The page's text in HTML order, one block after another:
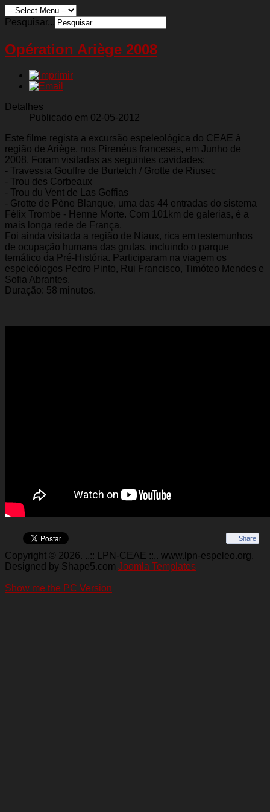
Pesquisar...
Opération Ariège 2008
Detalhes
Publicado em 02-05-2012
Este filme regista a excursão espeleológica do CEAE à
região de Ariège, nos Pirenéus franceses, em Junho de
2008. Foram visitadas as seguintes cavidades:
- Travessia Gouffre de Burtetch / Grotte de Riusec
- Trou des Corbeaux
- Trou du Vent de Las Goffias
- Grotte de Pène Blanque, uma das 44 entradas do sistema
Félix Trombe - Henne Morte. Com 101km de galerias, é a
mais longa rede de França.
Foi ainda visitada a região de Niaux, rica em testemunhos
de ocupação humana das grutas, incluindo o parque
temático da Pré-História. Participaram na viagem os
espeleólogos Pedro Pinto, Rui Francisco, Timóteo Mendes e
Sofia Abrantes.
Duração: 58 minutos.
Share
Copyright © 2026. ..:: LPN-CEAE ::.. www.lpn-espeleo.org.
Designed by Shape5.com Joomla Templates
Show me the PC Version